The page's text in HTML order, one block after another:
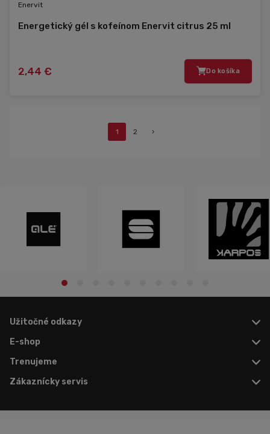
Enervit
Energetický gél s kofeínom Enervit citrus 25 ml
2,44 € Do košíka
1 2 ›
Užitočné odkazy
E-shop
Trenujeme
Zákaznícky servis